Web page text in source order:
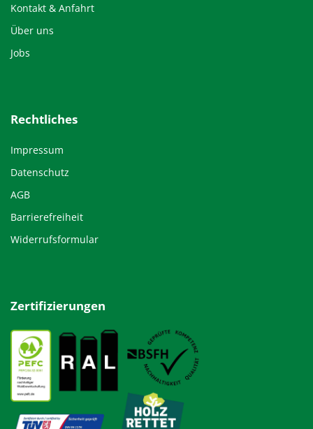
Kontakt & Anfahrt
Über uns
Jobs
Rechtliches
Impressum
Datenschutz
AGB
Barrierefreiheit
Widerrufsformular
Zertifizierungen